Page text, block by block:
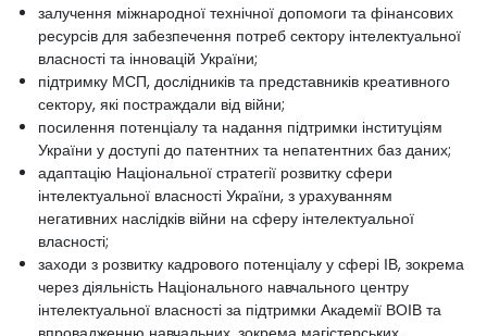
залучення міжнародної технічної допомоги та фінансових
ресурсів для забезпечення потреб сектору інтелектуальної
власності та інновацій України;
підтримку МСП, дослідників та представників креативного
сектору, які постраждали від війни;
посилення потенціалу та надання підтримки інституціям
України у доступі до патентних та непатентних баз даних;
адаптацію Національної стратегії розвитку сфери
інтелектуальної власності України, з урахуванням
негативних наслідків війни на сферу інтелектуальної
власності;
заходи з розвитку кадрового потенціалу у сфері ІВ, зокрема
через діяльність Національного навчального центру
інтелектуальної власності за підтримки Академії ВОІВ та